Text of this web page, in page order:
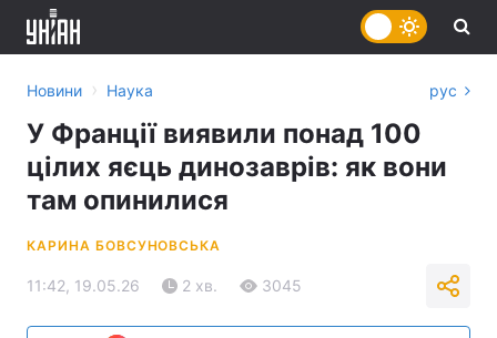
Новини › Наука рус
У Франції виявили понад 100
цілих яєць динозаврів: як вони
там опинилися
КАРИНА БОВСУНОВСЬКА
11:42, 19.05.26 2 хв. 3045